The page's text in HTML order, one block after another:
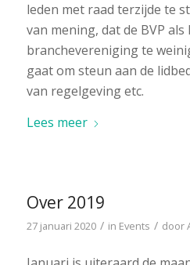
leden met raad terzijde te
van mening, dat de BVP als
branchevereniging te
gaat om steun aan de
van regelgeving etc.
Lees meer
Over 2019
27 januari 2020 / in Events / door